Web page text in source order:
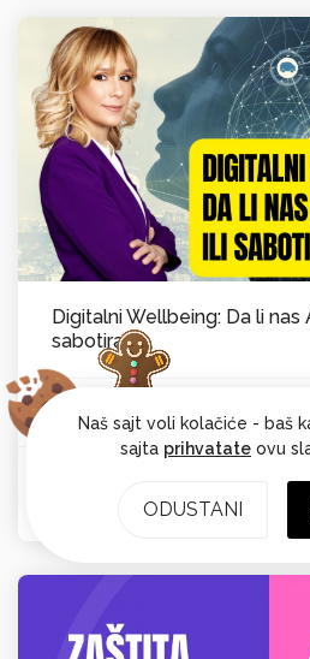
Digitalni Wellbeing: Da li nas
sabotira
Od:
Naš sajt voli kolačiće - baš
sajta prihvatate ovu
ODUSTANI